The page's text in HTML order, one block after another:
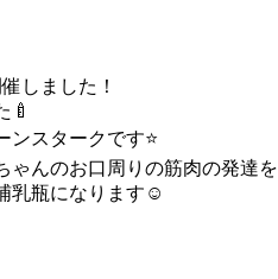
しました！
🍼
ンスタークです⭐️
ゃんのお口周りの筋肉の発達を
乳瓶になります☺️